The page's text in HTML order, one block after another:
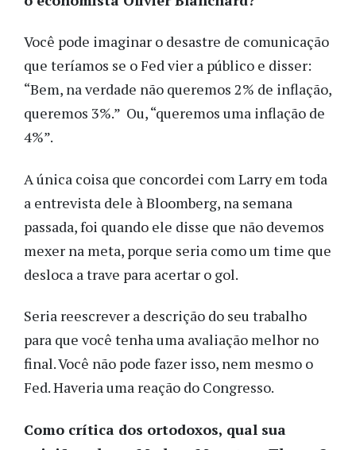
Você pode imaginar o desastre de comunicação
que teríamos se o Fed vier a público e disser:
“Bem, na verdade não queremos 2% de inflação,
queremos 3%.” Ou, “queremos uma inflação de
4%”.
A única coisa que concordei com Larry em toda
a entrevista dele à Bloomberg, na semana
passada, foi quando ele disse que não devemos
mexer na meta, porque seria como um time que
desloca a trave para acertar o gol.
Seria reescrever a descrição do seu trabalho
para que você tenha uma avaliação melhor no
final. Você não pode fazer isso, nem mesmo o
Fed. Haveria uma reação do Congresso.
Como crítica dos ortodoxos, qual sua